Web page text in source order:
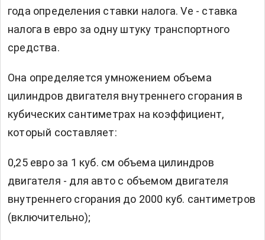
года определения ставки налога. Vе - ставка
налога в евро за одну штуку транспортного
средства.
Она определяется умножением объема
цилиндров двигателя внутреннего сгорания в
кубических сантиметрах на коэффициент,
который составляет:
0,25 евро за 1 куб. см объема цилиндров
двигателя - для авто с объемом двигателя
внутреннего сгорания до 2000 куб. сантиметров
(включительно);